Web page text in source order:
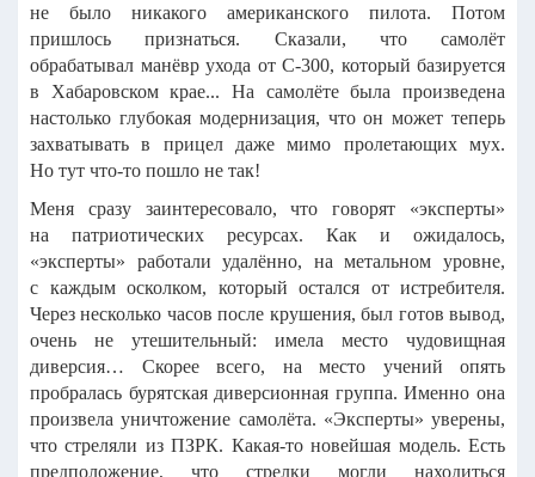
не было никакого американского пилота. Потом
пришлось признаться. Сказали, что самолёт
обрабатывал манёвр ухода от С-300, который базируется
в Хабаровском крае... На самолёте была произведена
настолько глубокая модернизация, что он может теперь
захватывать в прицел даже мимо пролетающих мух.
Но тут что-то пошло не так!
Меня сразу заинтересовало, что говорят «эксперты»
на патриотических ресурсах. Как и ожидалось,
«эксперты» работали удалённо, на метальном уровне,
с каждым осколком, который остался от истребителя.
Через несколько часов после крушения, был готов вывод,
очень не утешительный: имела место чудовищная
диверсия… Скорее всего, на место учений опять
пробралась бурятская диверсионная группа. Именно она
произвела уничтожение самолёта. «Эксперты» уверены,
что стреляли из ПЗРК. Какая-то новейшая модель. Есть
предположение, что стрелки могли находиться